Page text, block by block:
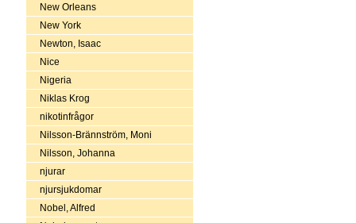
New Orleans
New York
Newton, Isaac
Nice
Nigeria
Niklas Krog
nikotinfrågor
Nilsson-Brännström, Moni
Nilsson, Johanna
njurar
njursjukdomar
Nobel, Alfred